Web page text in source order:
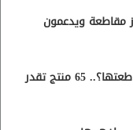
مقاطعة ويدعمون
ما هي المنتجات الإسرائيلية التي يجب مقاطعتها؟.. 65 منتج تقدر